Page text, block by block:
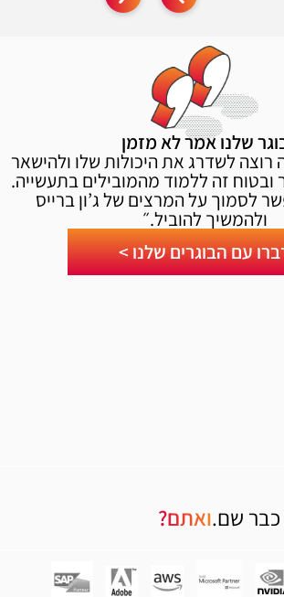
שלנו אמר לא מזמן
לשדרג את היכולות שלו ולהישאר
ובטוח זה ללמוד מהמובילים בתעשייה.
לסמוך על המרצים של ג’ון ברייס
ולהמשיך להוביל.״
עם הבוגרים שלנו >
כבר שם.ואתם?